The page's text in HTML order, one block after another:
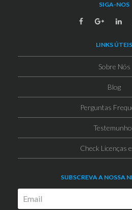
SIGA-NOS
LINKS ÚTEIS
Sobre Nós
Blog
Perguntas
Check Licenças
SUBSCREVA A NOSSA